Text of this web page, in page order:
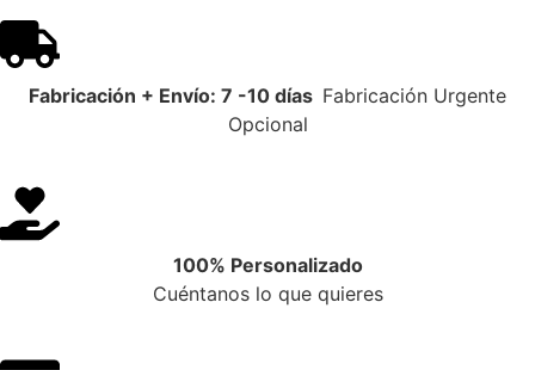
Fabricación + Envío: 7 -10 días Fabricación Urgente
Opcional
100% Personalizado
Cuéntanos lo que quieres